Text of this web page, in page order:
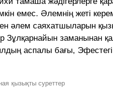
емес. Әлемнің жеті
әлем саяхатшыларын
Зұлқарнайын заманынан
аспалы бағы,
қызықты суреттер